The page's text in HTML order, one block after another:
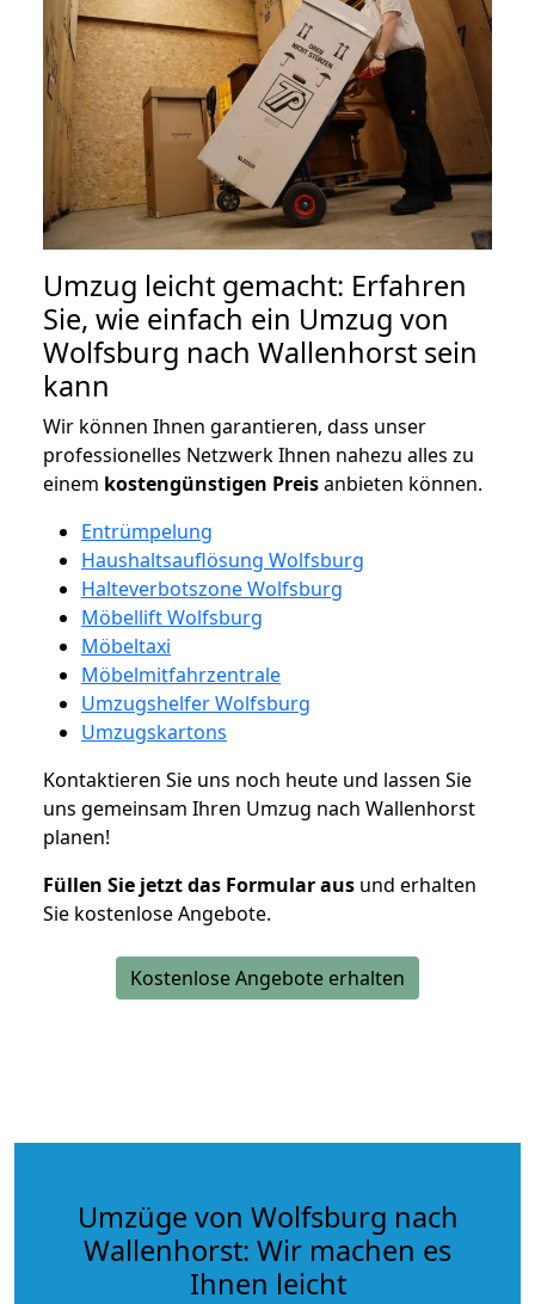
Umzug leicht gemacht: Erfahren
Sie, wie einfach ein Umzug von
Wolfsburg nach Wallenhorst sein
kann
Wir können Ihnen garantieren, dass unser
professionelles Netzwerk Ihnen nahezu alles zu
einem kostengünstigen Preisanbieten können.
Entrümpelung
Haushaltsauflösung Wolfsburg
Halteverbotszone Wolfsburg
Möbellift Wolfsburg
Möbeltaxi
Möbelmitfahrzentrale
Umzugshelfer Wolfsburg
Umzugskartons
Kontaktieren Sie uns noch heute und lassen Sie
uns gemeinsam Ihren Umzug nach Wallenhorst
planen!
Füllen Sie jetzt das Formular aus und erhalten
Sie kostenlose Angebote.
Kostenlose Angebote erhalten
Umzüge von Wolfsburg nach
Wallenhorst: Wir machen es
Ihnen leicht